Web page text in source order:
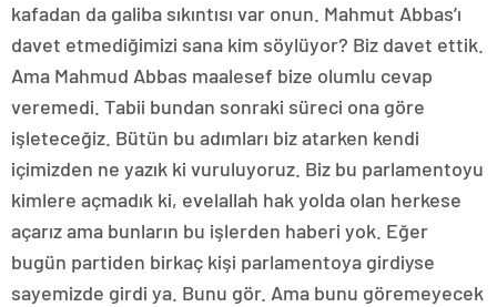
kafadan da galiba sıkıntısı var onun. Mahmut Abbas’ı
davet etmediğimizi sana kim söylüyor? Biz davet ettik.
Ama Mahmud Abbas maalesef bize olumlu cevap
veremedi. Tabii bundan sonraki süreci ona göre
işleteceğiz. Bütün bu adımları biz atarken kendi
içimizden ne yazık ki vuruluyoruz. Biz bu parlamentoyu
kimlere açmadık ki, evelallah hak yolda olan herkese
açarız ama bunların bu işlerden haberi yok. Eğer
bugün partiden birkaç kişi parlamentoya girdiyse
sayemizde girdi ya. Bunu gör. Ama bunu göremeyecek